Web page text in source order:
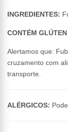
INGREDIENTES:
CONTÉM GLÚTEN
Alertamos que:
cruzamento com
transporte.
ALÉRGICOS: